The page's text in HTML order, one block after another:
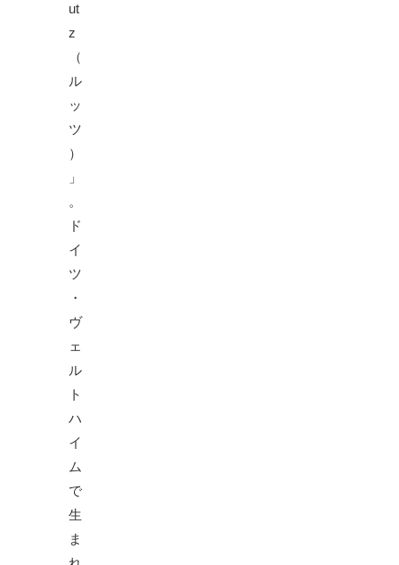
ut
z
（
ル
ッ
ツ
）
」
。
ド
イ
ツ
・
ヴ
ェ
ル
ト
ハ
イ
ム
で
生
ま